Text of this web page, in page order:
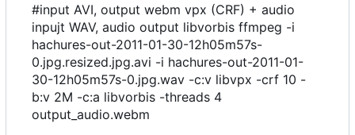
#input AVI, output webm vpx (CRF) + audio
inpujt WAV, audio output libvorbis ffmpeg -i
hachures-out-2011-01-30-12h05m57s-
0.jpg.resized.jpg.avi -i hachures-out-2011-01-
30-12h05m57s-0.jpg.wav -c:v libvpx -crf 10 -
b:v 2M -c:a libvorbis -threads 4
output_audio.webm